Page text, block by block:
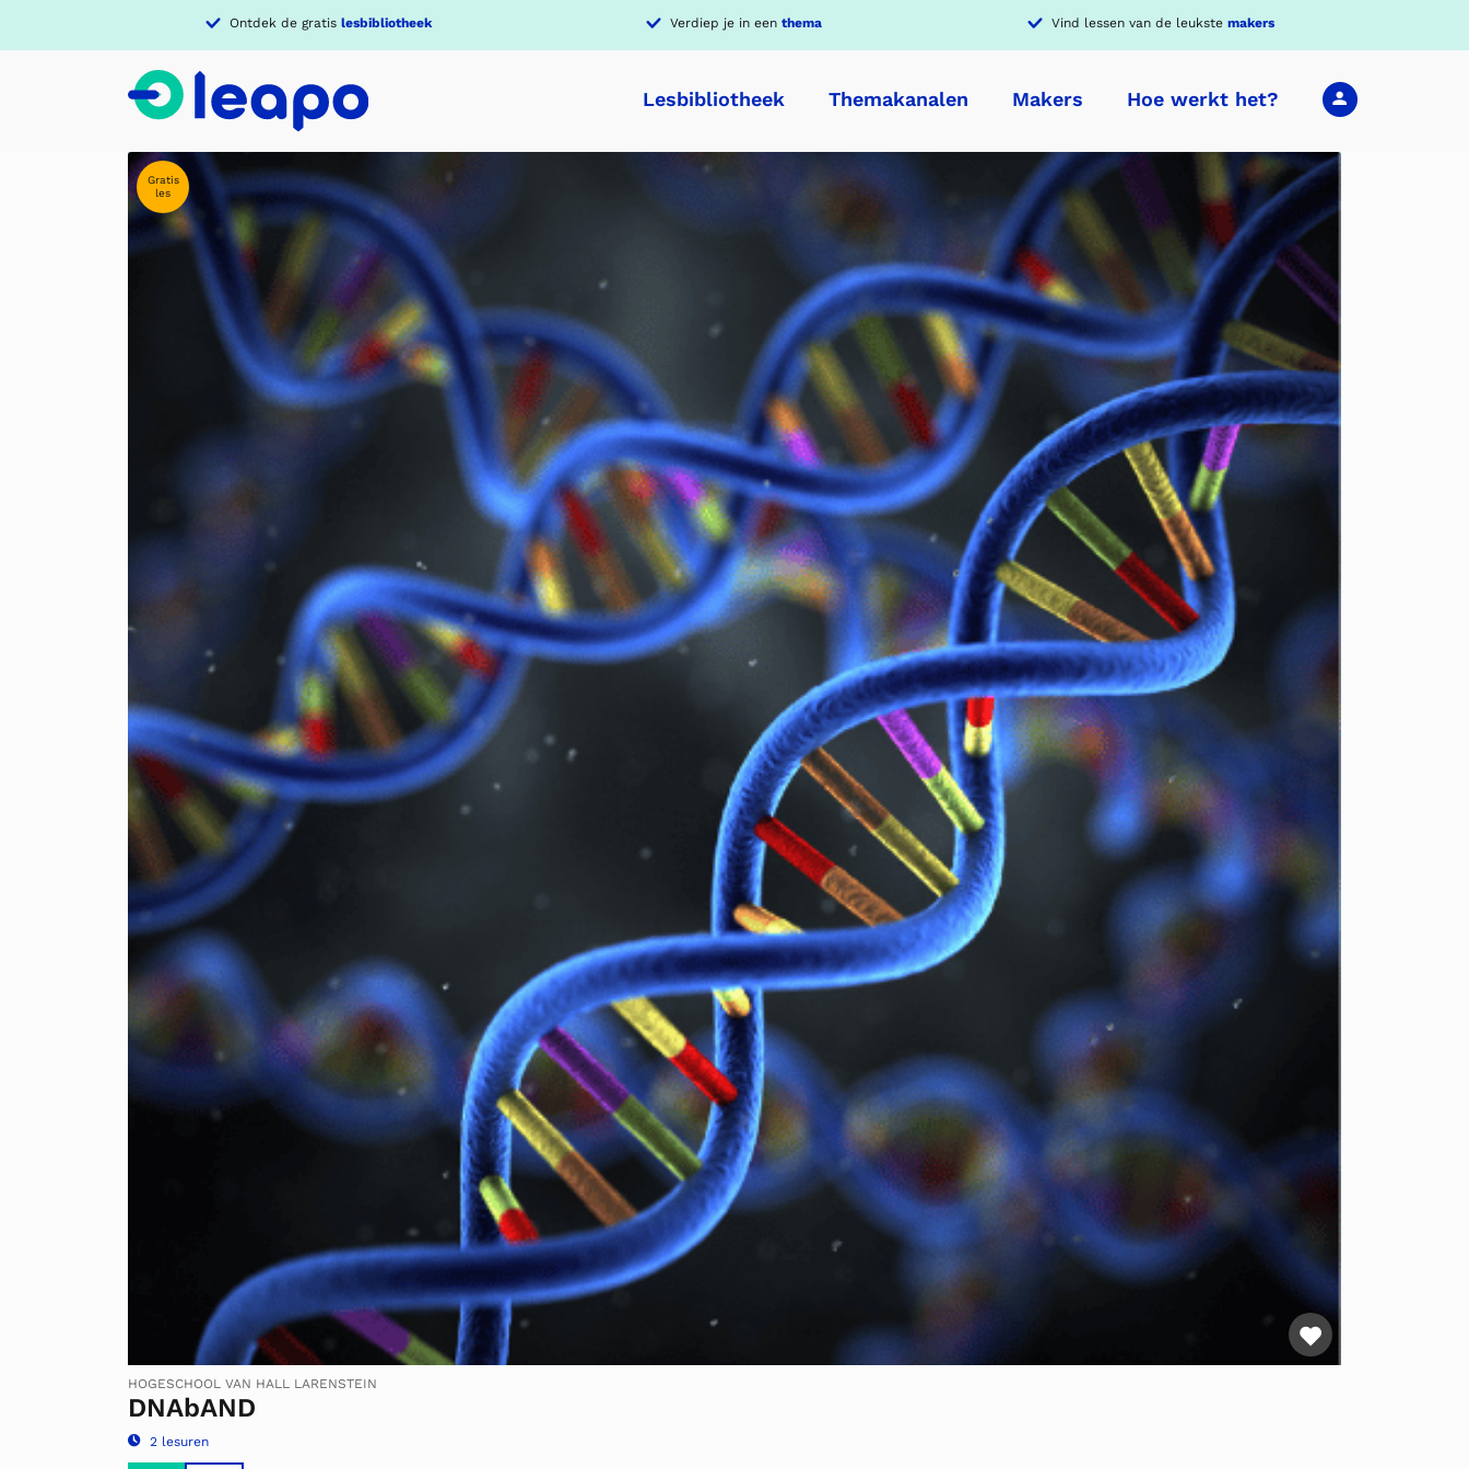
Ontdek de gratis lesbibliotheek Verdiep je in eenthema Vind lessen van de leukste makers
Lesbibliotheek Themakanalen Makers Hoe werkt het?
Gratis
les
Favoriet
HOGESCHOOL VAN HALL LARENSTEIN
DNAbAND
2 lesuren